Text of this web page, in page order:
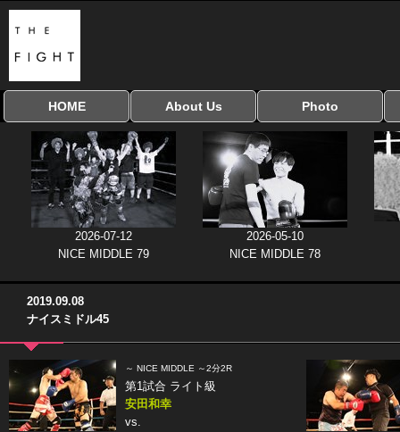
HOME
全興行を表示
ナイスミドル
アマチュアキック
協議会
全日本学生キック
建武館キッズ大会
Bigbang
おやじファイト
About Us
当サイトについて
はじめての方へ
Photo
2026-07-12
NICE MIDDLE 79
2026-05-10
NICE MIDDLE 78
2019.09.08
ナイスミドル45
～ NICE MIDDLE ～2分2R
第1試合 ライト級
安田和幸
vs.